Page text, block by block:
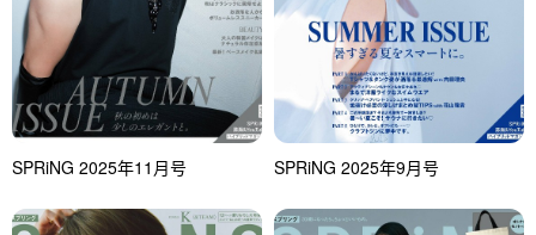
SPRiNG 2025年11月号 SPRiNG 2025年9月号